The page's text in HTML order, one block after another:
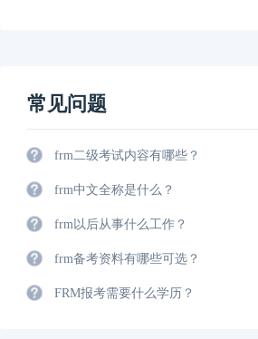
常见问题
frm二级考试内容有哪些？
frm中文全称是什么？
frm以后从事什么工作？
frm备考资料有哪些可选？
FRM报考需要什么学历？